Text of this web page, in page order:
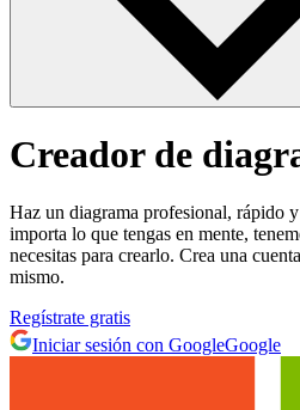
Creador de
Haz un diagrama profesional, rápido
importa lo que tengas en mente,
necesitas para crearlo. Crea una
mismo.
Regístrate gratis
Iniciar sesión con GoogleGoogle